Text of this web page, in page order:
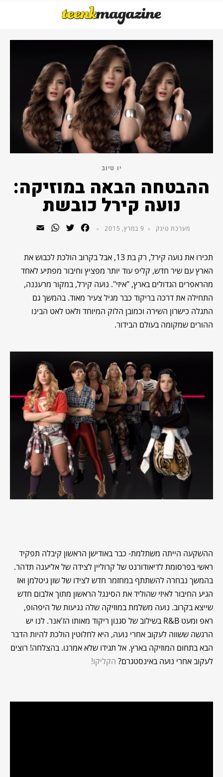
יו טיוב
ההבטחה הבאה במוזיקה:
נועה קירל כובשת
מערכת טינק 9 במרץ, 2015 Facebook
Twitter
WhatsApp
תכירו את נועה קירל, רק בת 13, אבל בקרוב הולכת לכבוש את
הארץ עם שיר חדש, קליפ עוד יותר מפציץ וחיבור מפתיע לאחד
מהראפרים הגדולים בארץ, "איזי". נועה קירל, במקור מרעננה,
התחילה את דרכה בריקוד כבר מגיל צעיר מאוד. בהמשך גם
התגלה כישרון השירה וכמובן הלוק המיוחד ולאט לאט הבינו
ההורים שמקומה בעולם הבידור.
ההשקעה הייתה משתלמת- כבר באודישן הראשון קיבלה תפקיד
ראשי בפרסומת לדיאודורנט של קרוליין לצידה של אליענה תדהר.
בהמשך נבחרה להשתתף במחזמר חדש לצידו של שון גיטלמן ואז
הגיע החיבור לאיזי שהוליד את הסינגל הראשון מתוך אלבום חדש
שייצא בקרוב. נועה משלמת במוזיקה שלה נגיעות של היפהופ,
ראפ ומעט R&B בשילוב של סגנון ריקוד מאותו הז'אנר. לנו יש
הרגשה ששווה לעקוב אחרי נועה, היא לחלוטין הולכת להיות הדבר
הבא בתחום המוזיקה בארץ. אל תגידו שלא אמרנו. בהצלחה! רוצים
לעקוב אחרי נועה באינסטגרם? הקליקו!